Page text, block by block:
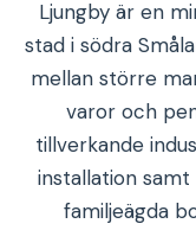
Ljungby är en
stad i södra
mellan större
varor och
tillverkande
installation
familjeägda